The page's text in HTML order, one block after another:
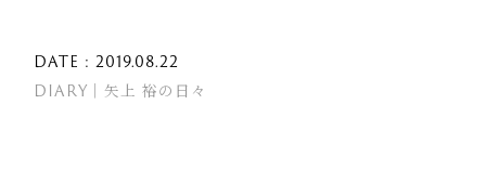
DATE : 2019.08.22
DIARY｜矢上 裕の日々